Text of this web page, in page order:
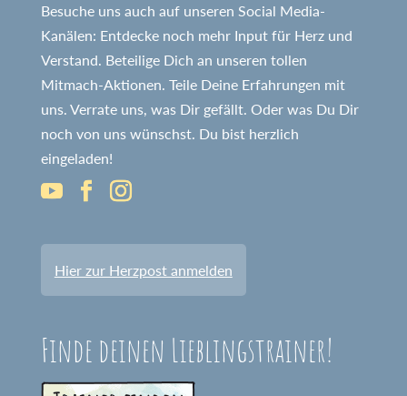
Besuche uns auch auf unseren Social Media-
Kanälen: Entdecke noch mehr Input für Herz und
Verstand. Beteilige Dich an unseren tollen
Mitmach-Aktionen. Teile Deine Erfahrungen mit
uns. Verrate uns, was Dir gefällt. Oder was Du Dir
noch von uns wünschst. Du bist herzlich
eingeladen!
Hier zur Herzpost anmelden
Finde deinen Lieblingstrainer!